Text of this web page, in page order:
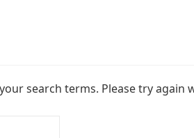
search terms. Please try again